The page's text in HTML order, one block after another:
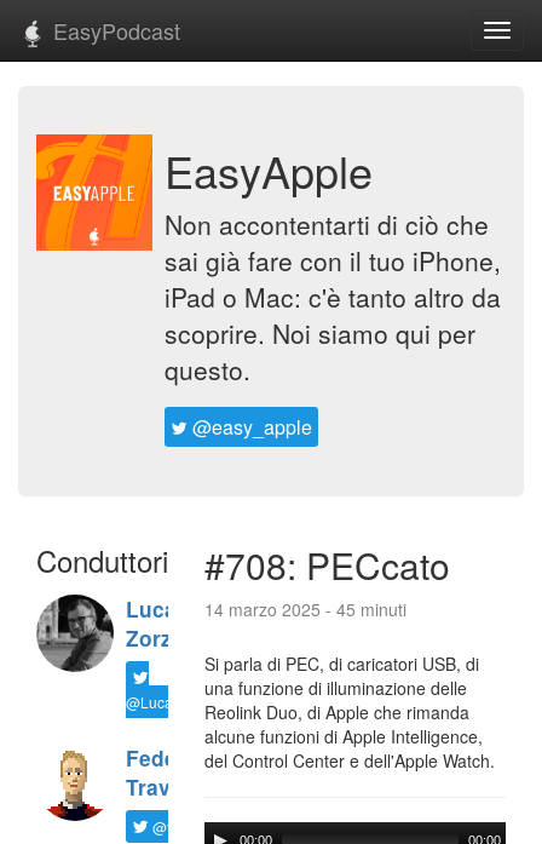
EasyPodcast
EasyApple
Non accontentarti di ciò che
sai già fare con il tuo iPhone,
iPad o Mac: c'è tanto altro da
scoprire. Noi siamo qui per
questo.
@easy_apple
Conduttori
Luca
Zorzi
@LucaTNT
Federico
Travaini
@ftrava
#708: PECcato
14 marzo 2025 - 45 minuti
Si parla di PEC, di caricatori USB, di
una funzione di illuminazione delle
Reolink Duo, di Apple che rimanda
alcune funzioni di Apple Intelligence,
del Control Center e dell'Apple Watch.
00:00 00:00